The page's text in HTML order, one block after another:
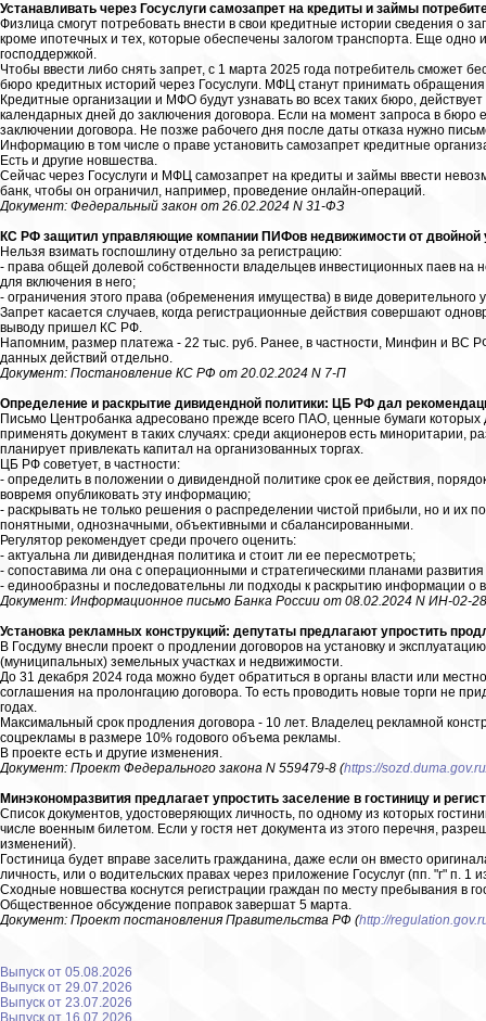
Устанавливать через Госуслуги самозапрет на кредиты и займы
Физлица смогут потребовать внести в свои кредитные истории сведения о
кроме ипотечных и тех, которые обеспечены залогом транспорта. Еще одно
господдержкой.
Чтобы ввести либо снять запрет, с 1 марта 2025 года потребитель сможет
бюро кредитных историй через Госуслуги. МФЦ станут принимать
Кредитные организации и МФО будут узнавать во всех таких бюро,
календарных дней до заключения договора. Если на момент запроса в бюро
заключении договора. Не позже рабочего дня после даты отказа нужно
Информацию в том числе о праве установить самозапрет кредитные
Есть и другие новшества.
Сейчас через Госуслуги и МФЦ самозапрет на кредиты и займы ввести
банк, чтобы он ограничил, например, проведение онлайн-операций.
Документ: Федеральный закон от 26.02.2024 N 31-ФЗ
КС РФ защитил управляющие компании ПИФов недвижимости от двойной
Нельзя взимать госпошлину отдельно за регистрацию:
- права общей долевой собственности владельцев инвестиционных паев на
для включения в него;
- ограничения этого права (обременения имущества) в виде доверительного
Запрет касается случаев, когда регистрационные действия совершают
выводу пришел КС РФ.
Напомним, размер платежа - 22 тыс. руб. Ранее, в частности, Минфин и ВС
данных действий отдельно.
Документ: Постановление КС РФ от 20.02.2024 N 7-П
Определение и раскрытие дивидендной политики: ЦБ РФ дал
Письмо Центробанка адресовано прежде всего ПАО, ценные бумаги
применять документ в таких случаях: среди акционеров есть миноритарии,
планирует привлекать капитал на организованных торгах.
ЦБ РФ советует, в частности:
- определить в положении о дивидендной политике срок ее действия,
вовремя опубликовать эту информацию;
- раскрывать не только решения о распределении чистой прибыли, но и их
понятными, однозначными, объективными и сбалансированными.
Регулятор рекомендует среди прочего оценить:
- актуальна ли дивидендная политика и стоит ли ее пересмотреть;
- сопоставима ли она с операционными и стратегическими планами
- единообразны и последовательны ли подходы к раскрытию информации о
Документ: Информационное письмо Банка России от 08.02.2024 N ИН-02-
Установка рекламных конструкций: депутаты предлагают упростить
В Госдуму внесли проект о продлении договоров на установку и
(муниципальных) земельных участках и недвижимости.
До 31 декабря 2024 года можно будет обратиться в органы власти или
соглашения на пролонгацию договора. То есть проводить новые торги не
годах.
Максимальный срок продления договора - 10 лет. Владелец рекламной
соцрекламы в размере 10% годового объема рекламы.
В проекте есть и другие изменения.
Документ: Проект Федерального закона N 559479-8 (https://
Минэкономразвития предлагает упростить заселение в гостиницу и
Список документов, удостоверяющих личность, по одному из которых
числе военным билетом. Если у гостя нет документа из этого перечня,
изменений).
Гостиница будет вправе заселить гражданина, даже если он вместо
личность, или о водительских правах через приложение Госуслуг (пп. "г" п. 1
Сходные новшества коснутся регистрации граждан по месту пребывания в
Общественное обсуждение поправок завершат 5 марта.
Документ: Проект постановления Правительства РФ (http://
Выпуск от 05.08.2026
Выпуск от 29.07.2026
Выпуск от 23.07.2026
Выпуск от 16.07.2026